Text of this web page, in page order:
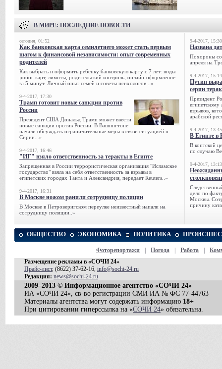
В МИРЕ: ПОСЛЕДНИЕ НОВОСТИ
сегодня, 01:52
Как банковская карта семилетнего может стать первым
шагом к финансовой независимости: опыт современных
родителей
Как выбрать и оформить ребёнку банковскую карту с 7 лет: виды
junior-карт, лимиты, родительский контроль, онлайн-оформление
за 5 минут. Личный опыт семей и советы психологов...»
9-4-2017, 17:30
Трамп готовит новые санкции против
России
Президент США Дональд Трамп может ввести
новые санкции против России. В Вашингтоне
начали обсуждать ограничительные меры в связи ситуацией в
Сирии...»
9-4-2017, 16:46
"ИГ" взяло ответственность за теракты в Египте
Запрещенная в России террористическая организация "Исламское
государство" взяла на себя ответственность за взрывы в
египетских городах Танта и Александрия, передает Reuters..»
9-4-2017, 16:31
В Москве ножом ранили сотрудницу полиции
В Москве в Петроверигском переулке неизвестный напали на
сотрудницу полиции..»
9-4-2017, 15:30
Названа
Похороны
апреля на
9-4-2017, 15:14
Путин
серии
Президент
египетскому
взрывов,
арабской
9-4-2017, 13:45
В Египте в
В коптской
по случаю
9-4-2017, 13:13
дело по
Москвы.
причину
ОБЩЕСТВО ЭКОНОМИКА ПОЛИТИКА
Фоторепортажи Погода Работа
Размещение рекламы в «СОЧИ 24»
Прайс-лист, (8622) 37-62-16, info@sochi-24.ru
Редакция: news@sochi-24.ru
2009–2013 © Информационное агентство «СОЧИ 24»
ИА «СОЧИ 24», св-во регистрации СМИ ИА № ФС 77-44763
Материалы агентства могут содержать информацию 18+
При цитировании гиперссылка на «СОЧИ 24» обязательна.